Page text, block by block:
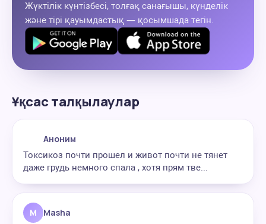
Жүктілік күнтізбесі, толғақ санағышы, күнделік
және тірі қауымдастық — қосымшада тегін.
Ұқсас талқылаулар
Аноним
Токсикоз почти прошел и живот почти не тянет
даже грудь немного спала , хотя прям тве...
M Masha